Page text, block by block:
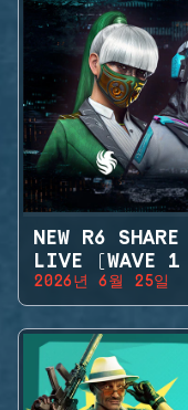
NEW R6
LIVE (WAVE
2026년 6월 25일